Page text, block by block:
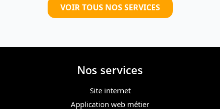
VOIR TOUS NOS SERVICES
Nos services
Site internet
Application web métier